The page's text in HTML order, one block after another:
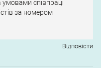
співпраці
за номером
Відповіcти